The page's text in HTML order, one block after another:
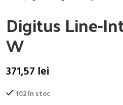
Digitus Line-
W
371,57 lei
102 în stoc